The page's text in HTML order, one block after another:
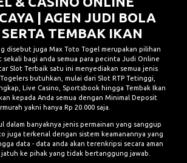
| AGEN JUDI BOLA
SERTA TEMBAK IKAN
disebut juga Max Toto Togel merupakan pilihan
bagi anda semua para pecinta Judi Online
Slot Terbaik satu ini menyediakan semua jenis
butuhkan, mulai dari Slot RTP Tetinggi,
Live Casino, Sportsbook hingga Tembak Ikan
kepada Anda semua dengan Minimal Deposit
yakni hanya Rp 20.000 saja.
dalam banyaknya jenis permainan yang sanggup
juga terkenal dengan sistem keamanannya yang
data - data anda akan terenkripsi secara aman
ke pihak yang tidak bertanggung jawab.